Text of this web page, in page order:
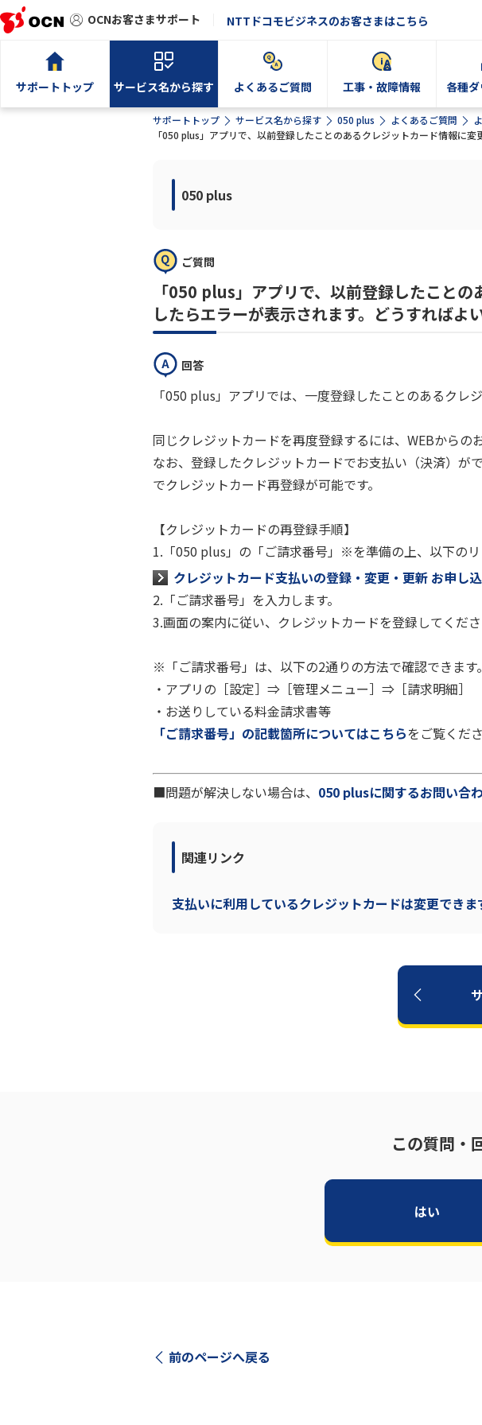
OCNお客さまサポート NTTドコモビジネスのお客さまはこちら
サポートトップ サービス名から探す よくあるご質問 工事・故障情報 各種
サポートトップ サービス名から探す 050 plus よくあるご質問
「050 plus」アプリで、以前登録したことのあるクレジットカード情報に
050 plus
ご質問
「050 plus」アプリで、以前登録したこと
したらエラーが表示されます。どうすればよ
回答
「050 plus」アプリでは、一度登録したことのあるクレ
同じクレジットカードを再度登録するには、WEBからの
なお、登録したクレジットカードでお支払い（決済）が
でクレジットカード再登録が可能です。
【クレジットカードの再登録手順】
1.「050 plus」の「ご請求番号」※を準備の上、以下のリ
クレジットカード支払いの登録・変更・更新 お申し
2.「ご請求番号」を入力します。
3.画面の案内に従い、クレジットカードを登録してくださ
※「ご請求番号」は、以下の2通りの方法で確認できます。
・アプリの［設定］⇒［管理メニュー］⇒［請求明細］
・お送りしている料金請求書等
「ご請求番号」の記載箇所についてはこちらをご覧くださ
■問題が解決しない場合は、 050 plusに関するお問い合
関連リンク
支払いに利用しているクレジットカードは変更できま
この質問・
はい
前のページへ戻る